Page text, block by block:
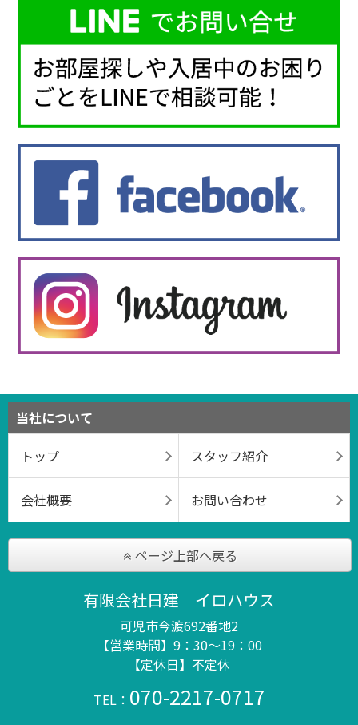
当社について
トップ
スタッフ紹介
会社概要 お問い合わせ
ページ上部へ戻る
有限会社日建 イロハウス
可児市今渡692番地2
【営業時間】9：30～19：00
【定休日】不定休
TEL： 070-2217-0717